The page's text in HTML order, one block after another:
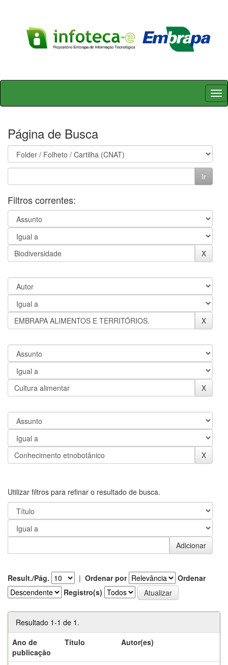
Skip
Página de Busca
Filtros correntes:
Utilizar filtros para refinar o resultado de busca.
Result./Pág. | Ordenar por
Ordenar
Registro(s)
Resultado 1-1 de 1.
Ano de
publicação
Título Autor(es)